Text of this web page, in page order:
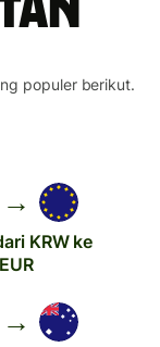
populer berikut.
→
KRW ke
EUR
→